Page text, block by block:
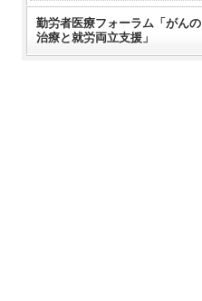
勤労者医療フォーラム「がんの
治療と就労両立支援」